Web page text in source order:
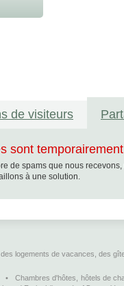
Consent plugin for
de visiteurs
sont
de spams que nous
à une solution.
logements de vacances, des
•Chambres d'hôtes, hôtels de